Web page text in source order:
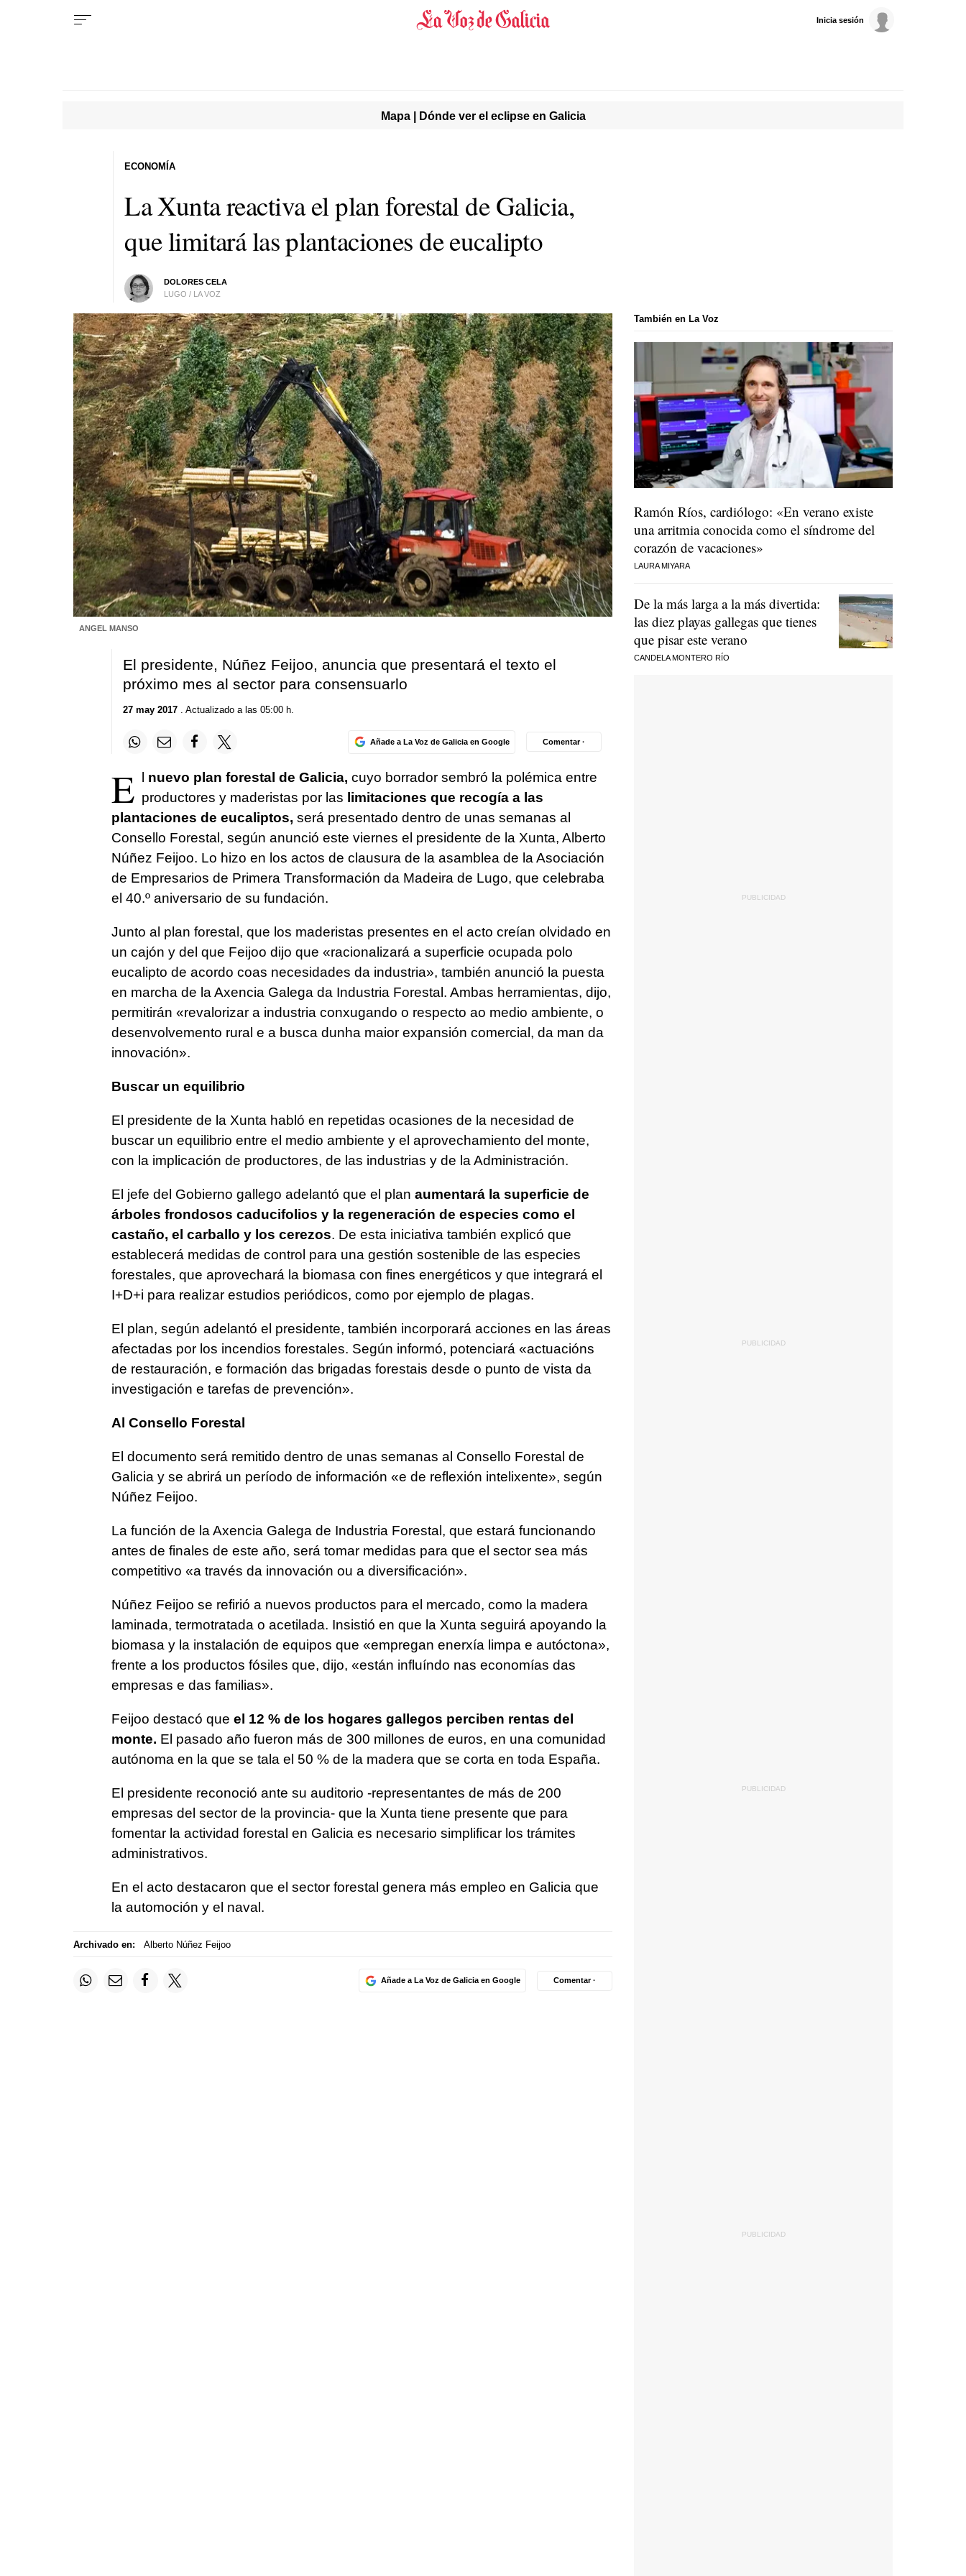
Inicia sesión
Mapa | Dónde ver el eclipse en Galicia
La Xunta reactiva el plan forestal de Galicia,
que limitará las plantaciones de eucalipto
DOLORES CELA
LUGO / LA VOZ
ECONOMÍA
ANGEL MANSO
El presidente, Núñez Feijoo, anuncia que presentará el texto el
próximo mes al sector para consensuarlo
27 may 2017. Actualizado a las 05:00 h.
Añade a La Voz de Galicia en Google Comentar ·
E nuevo plan forestal de Galicia, cuyo borrador sembró la polémica entre
productores y maderistas por las limitaciones que recogía a las
plantaciones de eucaliptos, será presentado dentro de unas semanas al
Consello Forestal, según anunció este viernes el presidente de la Xunta, Alberto
Núñez Feijoo. Lo hizo en los actos de clausura de la asamblea de la Asociación
de Empresarios de Primera Transformación da Madeira de Lugo, que celebraba
el 40.º aniversario de su fundación.
Junto al plan forestal, que los maderistas presentes en el acto creían olvidado en
un cajón y del que Feijoo dijo que «racionalizará a superficie ocupada polo
eucalipto de acordo coas necesidades da industria», también anunció la puesta
en marcha de la Axencia Galega da Industria Forestal. Ambas herramientas, dijo,
permitirán «revalorizar a industria conxugando o respecto ao medio ambiente, o
desenvolvemento rural e a busca dunha maior expansión comercial, da man da
innovación».
Buscar un equilibrio
El presidente de la Xunta habló en repetidas ocasiones de la necesidad de
buscar un equilibrio entre el medio ambiente y el aprovechamiento del monte,
con la implicación de productores, de las industrias y de la Administración.
El jefe del Gobierno gallego adelantó que el plan aumentará la superficie de
árboles frondosos caducifolios y la regeneración de especies como el
castaño, el carballo y los cerezos. De esta iniciativa también explicó que
establecerá medidas de control para una gestión sostenible de las especies
forestales, que aprovechará la biomasa con fines energéticos y que integrará el
I+D+i para realizar estudios periódicos, como por ejemplo de plagas.
El plan, según adelantó el presidente, también incorporará acciones en las áreas
afectadas por los incendios forestales. Según informó, potenciará «actuacións
de restauración, e formación das brigadas forestais desde o punto de vista da
investigación e tarefas de prevención».
Al Consello Forestal
El documento será remitido dentro de unas semanas al Consello Forestal de
Galicia y se abrirá un período de información «e de reflexión intelixente», según
Núñez Feijoo.
La función de la Axencia Galega de Industria Forestal, que estará funcionando
antes de finales de este año, será tomar medidas para que el sector sea más
competitivo «a través da innovación ou a diversificación».
Núñez Feijoo se refirió a nuevos productos para el mercado, como la madera
laminada, termotratada o acetilada. Insistió en que la Xunta seguirá apoyando la
biomasa y la instalación de equipos que «empregan enerxía limpa e autóctona»,
frente a los productos fósiles que, dijo, «están influíndo nas economías das
empresas e das familias».
Feijoo destacó que el 12 % de los hogares gallegos perciben rentas del
monte. El pasado año fueron más de 300 millones de euros, en una comunidad
autónoma en la que se tala el 50 % de la madera que se corta en toda España.
El presidente reconoció ante su auditorio -representantes de más de 200
empresas del sector de la provincia- que la Xunta tiene presente que para
fomentar la actividad forestal en Galicia es necesario simplificar los trámites
administrativos.
En el acto destacaron que el sector forestal genera más empleo en Galicia que
la automoción y el naval.
Archivado en: Alberto Núñez Feijoo
Añade a La Voz de Galicia en Google Comentar ·
También en La Voz
Ramón Ríos, cardiólogo: «En verano existe
una arritmia conocida como el síndrome del
corazón de vacaciones»
LAURA MIYARA
De la más larga a la más divertida:
las diez playas gallegas que tienes
que pisar este verano
CANDELA MONTERO RÍO